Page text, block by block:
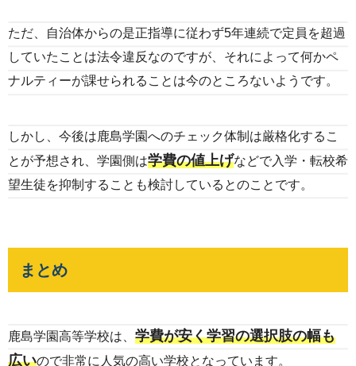
ただ、自治体からの是正指導に従わず5年連続で定員を超過
していたことは法令違反なのですが、それによって何かペ
ナルティーが課せられることは今のところないようです。
しかし、今後は鹿島学園へのチェック体制は厳格化するこ
とが予想され、学園側は学費の値上げなどで入学・転校希
望生徒を抑制することも検討しているとのことです。
まとめ
鹿島学園高等学校は、 学費が安く学習の選択肢の幅も
広いので非常に人気の高い学校となっています。